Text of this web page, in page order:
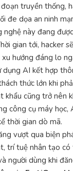
truyền thống,
đe dọa an ninh
nghệ này đang
gian tới, hacker
hướng đáng lo
dụng AI kết hợp
thức lớn khi
khẩu cũng trở nên
công cụ máy
thời gian dò mã.
vượt qua biện
trí tuệ nhân tạo
người dùng khi